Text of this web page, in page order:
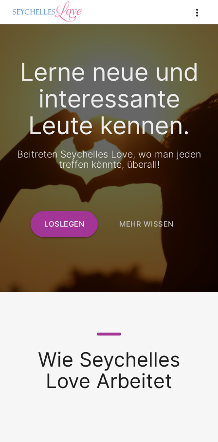
Lerne neue und
interessante
Leute kennen.
Beitreten Seychelles Love, wo man jeden
treffen könnte, überall!
LOSLEGEN MEHR WISSEN
Wie Seychelles
Love Arbeitet